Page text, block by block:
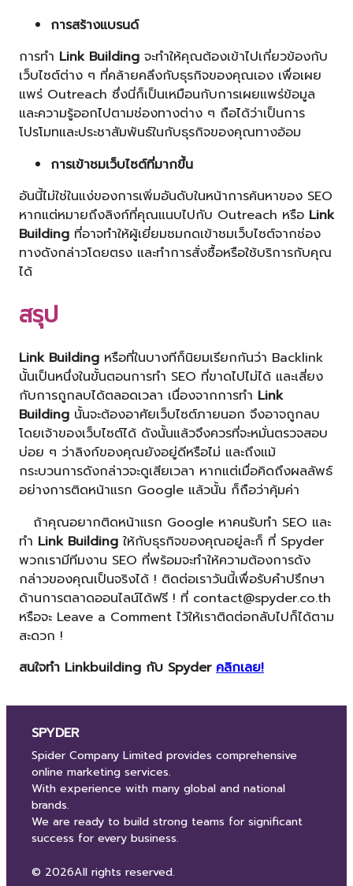
การสร้างแบรนด์
การทำ Link Building จะทำให้คุณต้องเข้าไปเกี่ยวข้องกับ
เว็บไซต์ต่าง ๆ ที่คล้ายคลึงกับธุรกิจของคุณเอง เพื่อเผย
แพร่ Outreach ซึ่งนี่ก็เป็นเหมือนกับการเผยแพร่ข้อมูล
และความรู้ออกไปตามช่องทางต่าง ๆ ถือได้ว่าเป็นการ
โปรโมทและประชาสัมพันธ์ในกับธุรกิจของคุณทางอ้อม
การเข้าชมเว็บไซต์ที่มากขึ้น
อันนี้ไม่ใช่ในแง่ของการเพิ่มอันดับในหน้าการค้นหาของ SEO
หากแต่หมายถึงลิงก์ที่คุณแนบไปกับ Outreach หรือ Link
Building ที่อาจทำให้ผู้เยี่ยมชมกดเข้าชมเว็บไซต์จากช่อง
ทางดังกล่าวโดยตรง และทำการสั่งซื้อหรือใช้บริการกับคุณ
ได้
สรุป
Link Building หรือที่ในบางทีก็นิยมเรียกกันว่า Backlink
นั้นเป็นหนึ่งในขั้นตอนการทำ SEO ที่ขาดไปไม่ได้ และเสี่ยง
กับการถูกลบได้ตลอดเวลา เนื่องจากการทำ Link
Building นั้นจะต้องอาศัยเว็บไซต์ภายนอก จึงอาจถูกลบ
โดยเจ้าของเว็บไซต์ได้ ดังนั้นแล้วจึงควรที่จะหมั่นตรวจสอบ
บ่อย ๆ ว่าลิงก์ของคุณยังอยู่ดีหรือไม่ และถึงแม้
กระบวนการดังกล่าวจะดูเสียเวลา หากแต่เมื่อคิดถึงผลลัพธ์
อย่างการติดหน้าแรก Google แล้วนั้น ก็ถือว่าคุ้มค่า
ถ้าคุณอยากติดหน้าแรก Google หาคนรับทำ SEO และ
ทำ Link Building ให้กับธุรกิจของคุณอยู่ละก็ ที่ Spyder
พวกเรามีทีมงาน SEO ที่พร้อมจะทำให้ความต้องการดัง
กล่าวของคุณเป็นจริงได้ ! ติดต่อเราวันนี้เพื่อรับคำปรึกษา
ด้านการตลาดออนไลน์ได้ฟรี ! ที่ contact@spyder.co.th
หรือจะ Leave a Comment ไว้ให้เราติดต่อกลับไปก็ได้ตาม
สะดวก !
สนใจทำ Linkbuilding กับ Spyder คลิกเลย!
SPYDER
Spider Company Limited provides comprehensive
online marketing services.
With experience with many global and national
brands.
We are ready to build strong teams for significant
success for every business.
© 2026All rights reserved.